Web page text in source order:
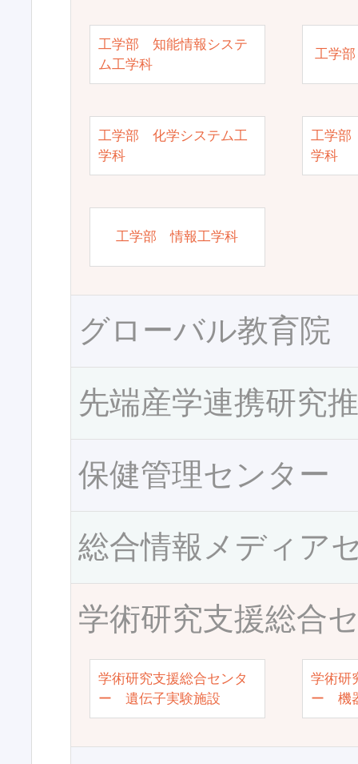
工学部 知能情報システ
ム工学科
工学
工学部 化学システム工
学科
工学部
学科
工学部 情報工学科
グローバル教育院
先端産学連携研究
保健管理センター
総合情報メディア
学術研究支援総合
学術研究支援総合センタ
ー 遺伝子実験施設
学術研
ー 機